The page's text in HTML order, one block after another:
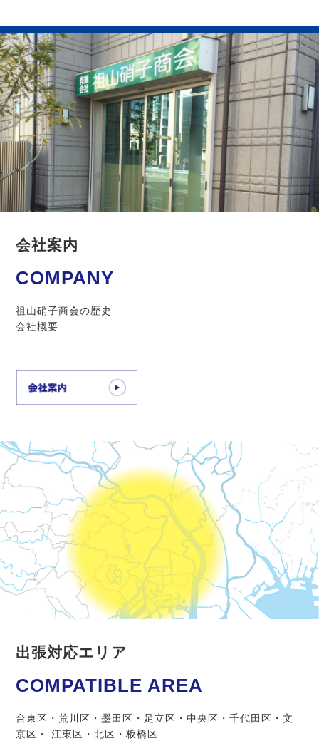
会社案内
COMPANY
祖山硝子商会の歴史
会社概要
出張対応エリア
COMPATIBLE AREA
台東区・荒川区・墨田区・足立区・中央区・千代田区・文
京区・ 江東区・北区・板橋区